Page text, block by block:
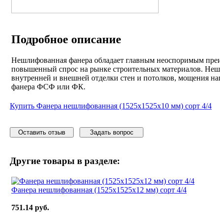
Подробное описание
Нешлифованная фанера обладает главным неоспоримым
повышенный спрос на рынке строительных материалов.
внутренней и внешней отделки стен и потолков, мощения
фанера ФСФ или ФК.
Купить Фанера нешлифованная (1525x1525x10 мм) сорт 4/4
Оставить отзыв Задать вопрос
Другие товары в разделе:
Фанера нешлифованная (1525x1525x12 мм) сорт 4/4
751.14 руб.